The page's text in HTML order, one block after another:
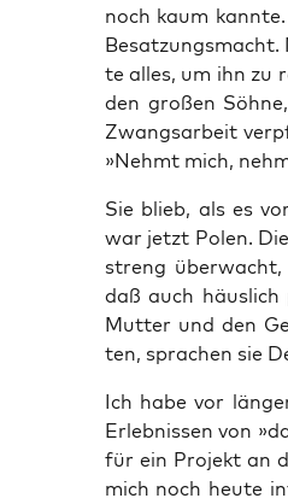
noch kaum
te alles, um ihn zu
den gro­ßen
Zwangs­ar­beit
»Nehmt mich,
Sie blieb, als es
war jetzt Polen.
streng
daß auch
Mut­ter und den
ten, spra­chen sie
Ich habe vor
Erleb­nis­sen von
für ein Pro­jekt an
mich noch heu­te